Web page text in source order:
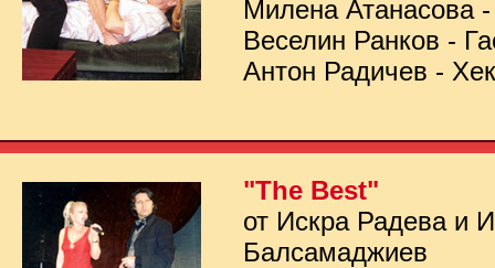
Милена Атанасова
Веселин Ранков -
Антон Радичев -
"The Best"
от Искра Радева и
Балсамаджиев